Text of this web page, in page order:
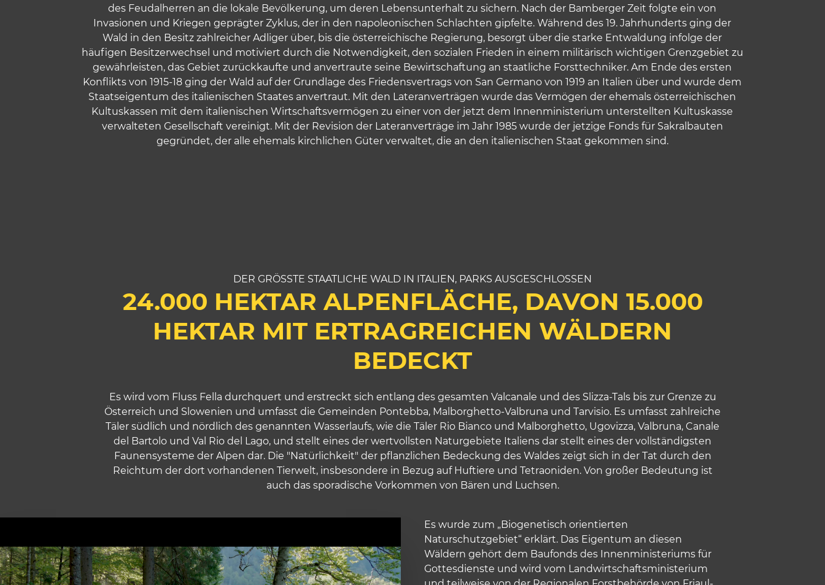
l
des Feudalherren an die lokale Bevölkerung, um deren Lebensunterhalt zu sichern. Nach der Bamberger Zeit folgte ein von
Invasionen und Kriegen geprägter Zyklus, der in den napoleonischen Schlachten gipfelte. Während des 19. Jahrhunderts ging der
Wald in den Besitz zahlreicher Adliger über, bis die österreichische Regierung, besorgt über die starke Entwaldung infolge der
häufigen Besitzerwechsel und motiviert durch die Notwendigkeit, den sozialen Frieden in einem militärisch wichtigen Grenzgebiet zu
gewährleisten, das Gebiet zurückkaufte und anvertraute seine Bewirtschaftung an staatliche Forsttechniker. Am Ende des ersten
Konflikts von 1915-18 ging der Wald auf der Grundlage des Friedensvertrags von San Germano von 1919 an Italien über und wurde dem
Staatseigentum des italienischen Staates anvertraut. Mit den Lateranverträgen wurde das Vermögen der ehemals österreichischen
Kultuskassen mit dem italienischen Wirtschaftsvermögen zu einer von der jetzt dem Innenministerium unterstellten Kultuskasse
verwalteten Gesellschaft vereinigt. Mit der Revision der Lateranverträge im Jahr 1985 wurde der jetzige Fonds für Sakralbauten
gegründet, der alle ehemals kirchlichen Güter verwaltet, die an den italienischen Staat gekommen sind.
DER GRÖSSTE STAATLICHE WALD IN ITALIEN, PARKS AUSGESCHLOSSEN
24.000 HEKTAR ALPENFLÄCHE, DAVON 15.000
HEKTAR MIT ERTRAGREICHEN WÄLDERN
BEDECKT
Es wird vom Fluss Fella durchquert und erstreckt sich entlang des gesamten Valcanale und des Slizza-Tals bis zur Grenze zu
Österreich und Slowenien und umfasst die Gemeinden Pontebba, Malborghetto-Valbruna und Tarvisio. Es umfasst zahlreiche
Täler südlich und nördlich des genannten Wasserlaufs, wie die Täler Rio Bianco und Malborghetto, Ugovizza, Valbruna, Canale
del Bartolo und Val Rio del Lago, und stellt eines der wertvollsten Naturgebiete Italiens dar stellt eines der vollständigsten
Faunensysteme der Alpen dar. Die "Natürlichkeit" der pflanzlichen Bedeckung des Waldes zeigt sich in der Tat durch den
Reichtum der dort vorhandenen Tierwelt, insbesondere in Bezug auf Huftiere und Tetraoniden. Von großer Bedeutung ist
auch das sporadische Vorkommen von Bären und Luchsen.
Es wurde zum „Biogenetisch orientierten
Naturschutzgebiet“ erklärt. Das Eigentum an diesen
Wäldern gehört dem Baufonds des Innenministeriums für
Gottesdienste und wird vom Landwirtschaftsministerium